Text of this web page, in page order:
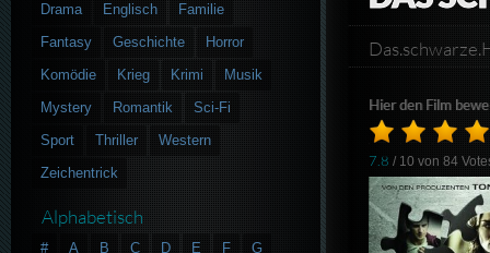
Hier den Film
7.8 / 10 von84
Drama
Englisch
Familie
Fantasy
Geschichte
Horror
Komödie
Krieg Krimi
Musik
Mystery
Romantik
Sci-Fi
Sport
Thriller
Western
Zeichentrick
Alphabetisch
# A B C D E F
G